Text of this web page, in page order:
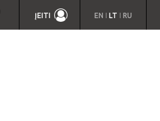
ĮEITI EN LT RU